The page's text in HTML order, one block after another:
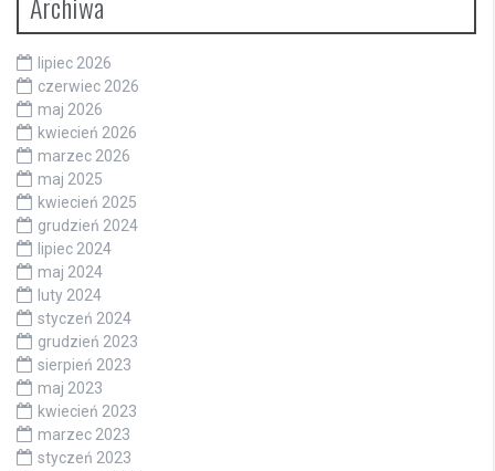
lipiec 2026
czerwiec 2026
maj 2026
kwiecień 2026
marzec 2026
maj 2025
kwiecień 2025
grudzień 2024
lipiec 2024
maj 2024
luty 2024
styczeń 2024
grudzień 2023
sierpień 2023
maj 2023
kwiecień 2023
marzec 2023
styczeń 2023